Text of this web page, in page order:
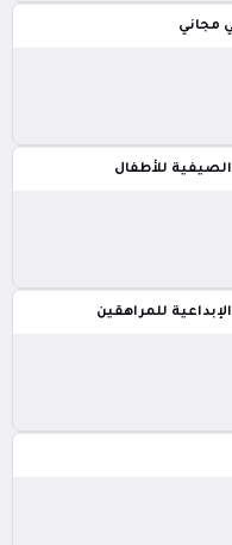
مجاني
للأطفال
للمراهقين